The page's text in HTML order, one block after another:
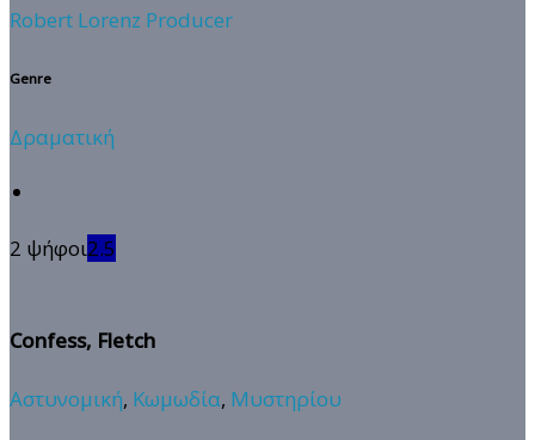
Robert Lorenz Producer
Genre
Δραματική
2 ψήφοι2.5
Confess, Fletch
Αστυνομική, Κωμωδία, Μυστηρίου